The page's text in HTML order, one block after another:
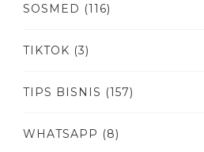
SOSMED (116)
TIKTOK (3)
TIPS BISNIS (157)
WHATSAPP (8)